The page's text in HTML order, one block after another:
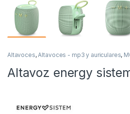
Altavoces,Altavoces - mp3 y auriculares,
Altavoz energy